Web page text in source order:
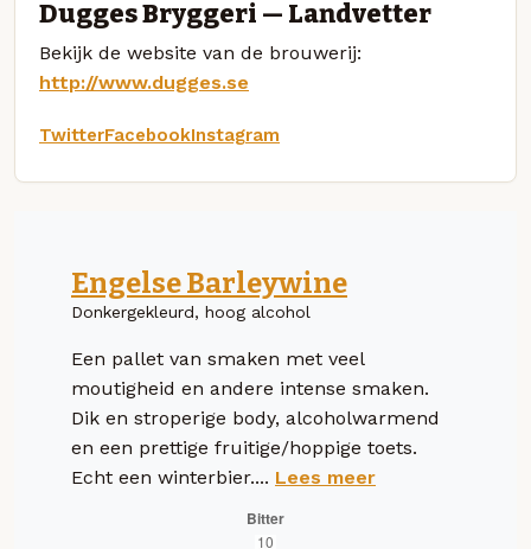
Dugges Bryggeri — Landvetter
Bekijk de website van de brouwerij:
http://www.dugges.se
TwitterFacebookInstagram
Engelse Barleywine
Donkergekleurd, hoog alcohol
Een pallet van smaken met veel
moutigheid en andere intense smaken.
Dik en stroperige body, alcoholwarmend
en een prettige fruitige/hoppige toets.
Echt een winterbier.... Lees meer